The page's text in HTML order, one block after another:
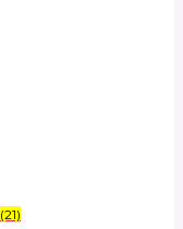
(21)